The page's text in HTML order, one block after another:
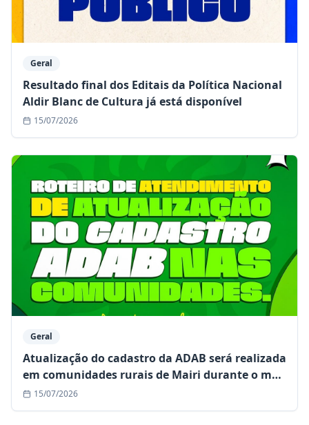
Geral
Resultado final dos Editais da Política Nacional
Aldir Blanc de Cultura já está disponível
15/07/2026
Geral
Atualização do cadastro da ADAB será realizada
em comunidades rurais de Mairi durante o mês
de julho
15/07/2026